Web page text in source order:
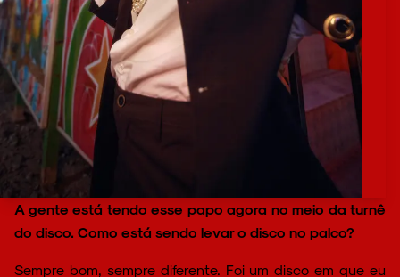
A gente está tendo esse papo agora no meio da turnê
do disco. Como está sendo levar o disco no palco?
Sempre bom, sempre diferente. Foi um disco em que eu